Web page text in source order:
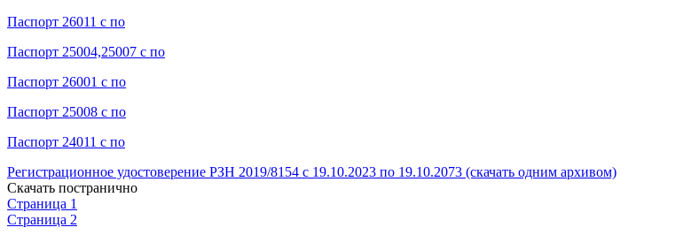
Паспорт 26011 с по
Паспорт 25004,25007 с по
Паспорт 26001 с по
Паспорт 25008 с по
Паспорт 24011 с по
Регистрационное удостоверение РЗН 2019/8154 с 19.10.2023 по 19.10.2073 (скачать одним архивом)
Скачать постранично
Страница 1
Страница 2